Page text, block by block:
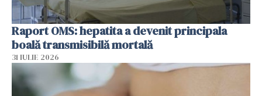
Raport OMS: hepatita a devenit principala
boală transmisibilă mortală
31 IULIE 2026